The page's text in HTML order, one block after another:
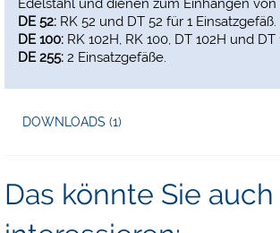
Edelstahl und dienen zum Einhängen von
DE 52: RK 52 und DT 52 für 1 Einsatzgefäß.
DE 100: RK 102H, RK 100, DT 102H und DT
DE 255: 2 Einsatzgefäße.
DOWNLOADS (1)
Das könnte Sie auch